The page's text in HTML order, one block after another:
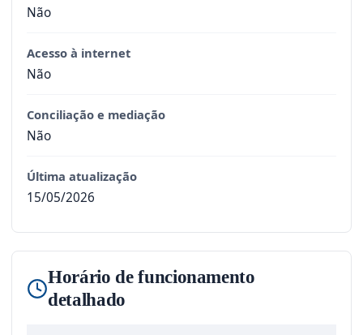
Não
Acesso à internet
Não
Conciliação e mediação
Não
Última atualização
15/05/2026
Horário de funcionamento
detalhado